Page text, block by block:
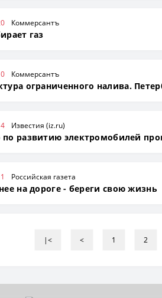
Коммерсантъ
газ
Коммерсантъ
ограниченного налива.
Известия (iz.ru)
развитию электромобилей
Российская газета
на дороге - береги свою жизнь
|< < 1 2